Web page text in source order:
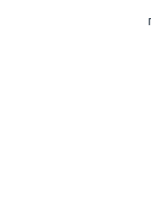
ים המלח 06/10/2016